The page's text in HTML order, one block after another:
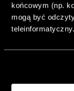
końcowym (np.
mogą być
teleinformatyczny.